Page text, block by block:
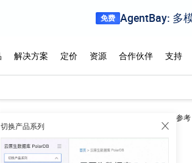
切换产品系列
API参考
API概览